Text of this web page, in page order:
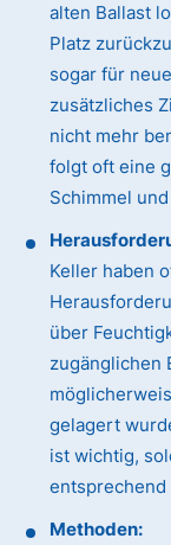
alten Ballast
Platz
sogar für
zusätzliches
nicht mehr
folgt oft eine
Schimmel
Keller haben
über
zugänglichen
gelagert
ist wichtig,
entsprechend
Methoden: